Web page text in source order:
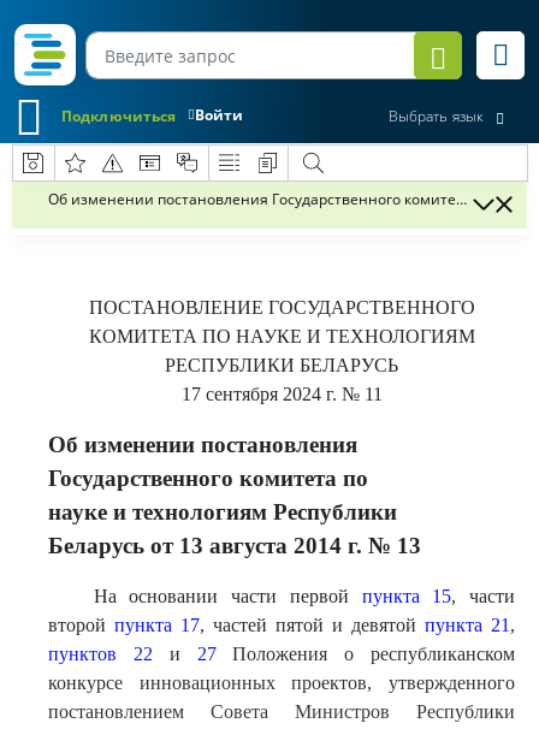
Войти
Подключиться Выбрать язык
Об изменении постановления Государственного комитета по
ПОСТАНОВЛЕНИЕ ГОСУДАРСТВЕННОГО
КОМИТЕТА ПО НАУКЕ И ТЕХНОЛОГИЯМ
РЕСПУБЛИКИ БЕЛАРУСЬ
17 сентября 2024 г. № 11
Об изменении постановления
Государственного комитета по
науке и технологиям Республики
Беларусь от 13 августа 2014 г. № 13
На основании части первой пункта 15, части
второй пункта 17, частей пятой и девятой пункта 21 ,
пунктов 22 и 27Положения о республиканском
конкурсе инновационных проектов, утвержденного
постановлением Совета Министров Республики